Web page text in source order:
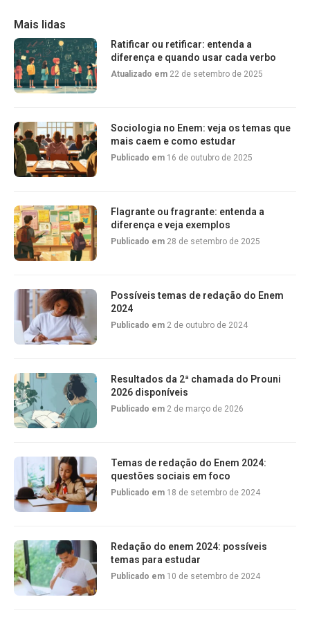
Mais lidas
Ratificar ou retificar: entenda a
diferença e quando usar cada verbo
Atualizado em 22 de setembro de 2025
Sociologia no Enem: veja os temas que
mais caem e como estudar
Publicado em 16 de outubro de 2025
Flagrante ou fragrante: entenda a
diferença e veja exemplos
Publicado em 28 de setembro de 2025
Possíveis temas de redação do Enem
2024
Publicado em 2 de outubro de 2024
Resultados da 2ª chamada do Prouni
2026 disponíveis
Publicado em 2 de março de 2026
Temas de redação do Enem 2024:
questões sociais em foco
Publicado em 18 de setembro de 2024
Redação do enem 2024: possíveis
temas para estudar
Publicado em 10 de setembro de 2024